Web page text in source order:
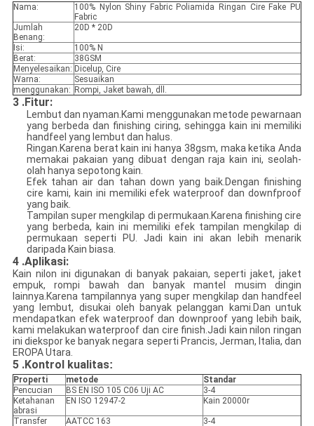
Nama:
100% Nylon Shiny Fabric Poliamida Ringan Cire Fake PU
Fabric
Jumlah
Benang:
20D * 20D
Isi:
100% N
Berat:
38GSM
Menyelesaikan: Dicelup, Cire
Warna:
Sesuaikan
menggunakan: Rompi, Jaket bawah, dll.
3 .Fitur:
Lembut dan nyaman.Kami menggunakan metode pewarnaan
yang berbeda dan finishing ciring, sehingga kain ini memiliki
handfeel yang lembut dan halus.
Ringan.Karena berat kain ini hanya 38gsm, maka ketika Anda
memakai pakaian yang dibuat dengan raja kain ini, seolah-
olah hanya sepotong kain.
Efek tahan air dan tahan down yang baik.Dengan finishing
cire kami, kain ini memiliki efek waterproof dan downfproof
yang baik.
Tampilan super mengkilap di permukaan.Karena finishing cire
yang berbeda, kain ini memiliki efek tampilan mengkilap di
permukaan seperti PU. Jadi kain ini akan lebih menarik
daripada Kain biasa.
4 .Aplikasi:
Kain nilon ini digunakan di banyak pakaian, seperti jaket, jaket
empuk, rompi bawah dan banyak mantel musim dingin
lainnya.Karena tampilannya yang super mengkilap dan handfeel
yang lembut, disukai oleh banyak pelanggan kami.Dan untuk
mendapatkan efek waterproof dan downproof yang lebih baik,
kami melakukan waterproof dan cire finish.Jadi kain nilon ringan
ini diekspor ke banyak negara seperti Prancis, Jerman, Italia, dan
EROPA Utara.
5 .Kontrol kualitas:
Properti metode
Standar
Pencucian
BS EN ISO 105 C06 Uji AC
3-4
Ketahanan
abrasi
EN ISO 12947-2 Kain 20000r
Transfer AATCC 163 3-4